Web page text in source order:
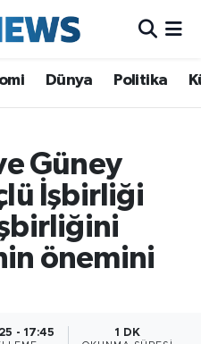
Dünya Politika
Güney
İşbirliği
önemini
- 17:45 1 DK